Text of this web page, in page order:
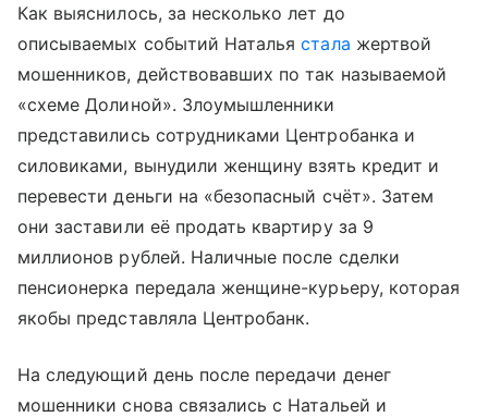
Как выяснилось, за несколько лет до
описываемых событий Натальястала жертвой
мошенников, действовавших по так называемой
«схеме Долиной». Злоумышленники
представились сотрудниками Центробанка и
силовиками, вынудили женщину взять кредит и
перевести деньги на «безопасный счёт». Затем
они заставили её продать квартиру за 9
миллионов рублей. Наличные после сделки
пенсионерка передала женщине-курьеру, которая
якобы представляла Центробанк.
На следующий день после передачи денег
мошенники снова связались с Натальей и